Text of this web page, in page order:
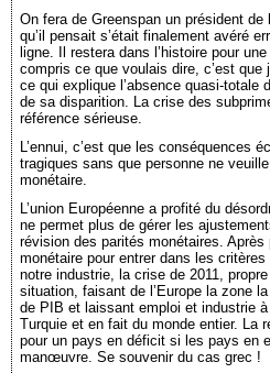
On fera de Greenspan un président
qu’il pensait s’était finalement avéré
ligne. Il restera dans l’histoire pour
compris ce que voulais dire, c’est
ce qui explique l’absence quasi-totale
de sa disparition. La crise des
référence sérieuse.
L’ennui, c’est que les conséquences
tragiques sans que personne ne
monétaire.
L’union Européenne a profité du
ne permet plus de gérer les
révision des parités monétaires.
monétaire pour entrer dans les
notre industrie, la crise de 2011,
situation, faisant de l’Europe la zone
de PIB et laissant emploi et industrie
Turquie et en fait du monde entier. La
pour un pays en déficit si les pays en
manœuvre. Se souvenir du cas grec !